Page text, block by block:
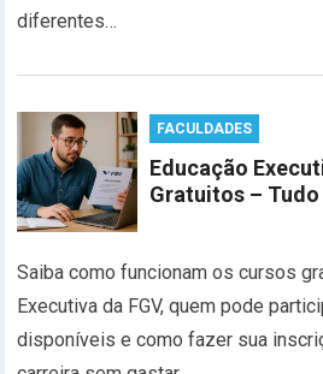
diferentes…
FACULDADES
Educação
Gratuitos –
Saiba como funcionam os cursos
Executiva da FGV, quem pode
disponíveis e como fazer sua